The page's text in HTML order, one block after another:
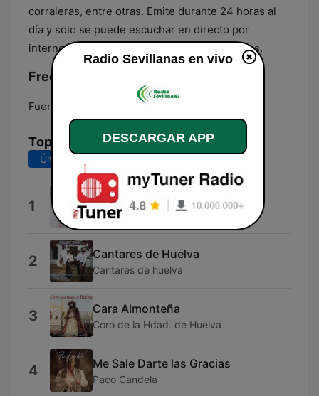
corraleras, entre otras. Emite durante 24 horas al
día y solo se puede escuchar en directo por
internet, en la página web de Radio Sevillanas.
Frecuencias Radio Sevillanas:
Fuentes de Andalucía: Online
Top Canciones
Últimos 7 días
1 Rocio
Ecos del Rocio
2 Cantares de Huelva
Cantares de huelva
3 Cara Almonteña
Coro de la Hdad. de Huelva
4 Me Sale Darte las Gracias
Paco Candela
Radio Sevillanas en vivo
DESCARGAR APP